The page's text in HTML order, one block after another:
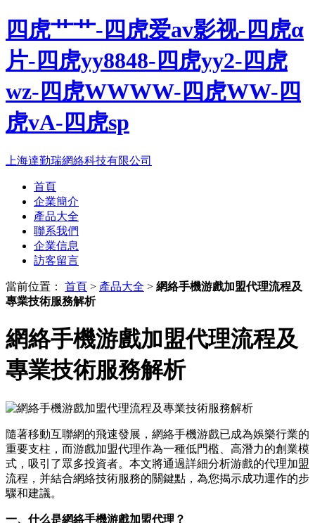
四虎艹艹-四虎爱av影视-四虎α
片-四虎yy8848-四虎yy2-四虎
wz-四虎WWWW-四虎WW-四
虎vA-四虎sp
上海達勤瑞網絡科技有限公司
首頁
企業簡介
產品大全
聯系我們
企業信息
訪客留言
當前位置： 首頁 > 產品大全 > 網絡手機游戲加盟代理流程及
專業技術服務解析
網絡手機游戲加盟代理流程及
專業技術服務解析
隨著移動互聯網的飛速發展，網絡手機游戲已成為娛樂行業的
重要支柱，而游戲加盟代理作為一種低門檻、高潛力的創業模
式，吸引了眾多投資者。本文將通過詳細分析游戲的代理加盟
流程，并結合網絡技術服務的關鍵點，為您揭示成功運作的步
驟和建議。
一、什么是網絡手機游戲加盟代理？